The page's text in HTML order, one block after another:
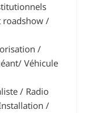
roadshow /
/
Véhicule
/ Radio
/